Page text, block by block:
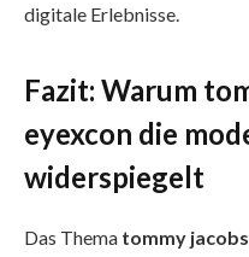
digitale Erlebnisse.
Fazit: Warum
eyexcon die
widerspiegelt
Das Thema tommy